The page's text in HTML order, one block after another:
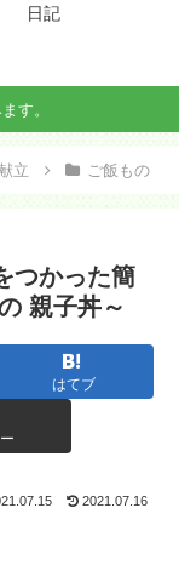
日記
す。
立 ご飯もの
つかった簡
親子丼～
はてブ
2021.07.16